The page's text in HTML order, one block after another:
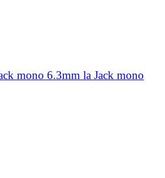
mono 6.3mm la Jack mono